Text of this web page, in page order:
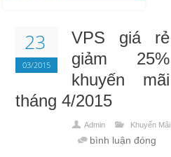
23
03/2015
VPS giá rẻ
giảm 25%
khuyến mãi
tháng 4/2015
Admin Khuyến Mãi
bình luận đóng